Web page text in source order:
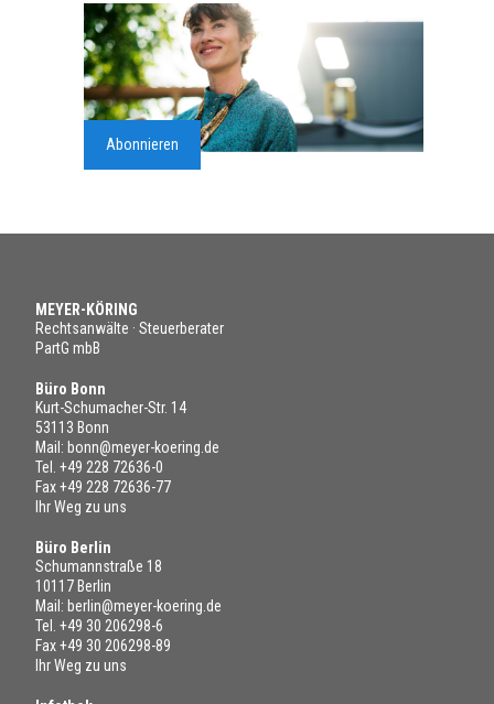
Abonnieren
MEYER-KÖRING
Rechtsanwälte · Steuerberater
PartG mbB
Büro Bonn
Kurt-Schumacher-Str. 14
53113 Bonn
Mail: bonn@meyer-koering.de
Tel. +49 228 72636-0
Fax +49 228 72636-77
Ihr Weg zu uns
Büro Berlin
Schumannstraße 18
10117 Berlin
Mail: berlin@meyer-koering.de
Tel. +49 30 206298-6
Fax +49 30 206298-89
Ihr Weg zu uns